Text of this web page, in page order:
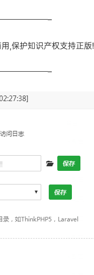
,保护知识产权支持正版!